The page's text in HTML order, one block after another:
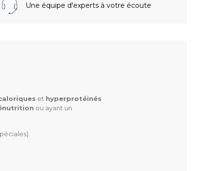
Une équipe d'experts à votre écoute
et hyperprotéinés
ou ayant un